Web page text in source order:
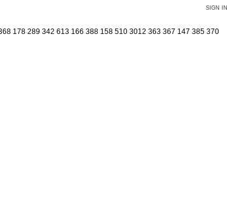
SIGN IN
178 289 342 613 166 388 158 510 3012 363 367 147 385 370